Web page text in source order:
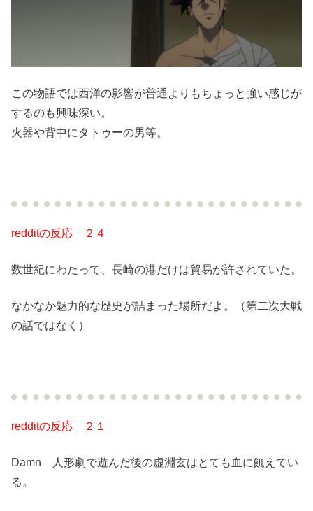
この物語では西洋の影響が普通よりもちょっと強い感じが
するのも興味深い。
火器や背中にタトゥーの男等。
redditの反応 ２４
数世紀にわたって、長崎の港だけは貿易が許されていた。
なかなか魅力的な歴史が詰まった場所だよ。（第二次大戦
の話ではなく）
redditの反応 ２１
Damn 人形劇で遊んだ後の虚淵玄はとても血に飢えてい
る。